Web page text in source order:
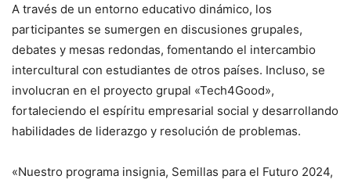
A través de un entorno educativo dinámico, los
participantes se sumergen en discusiones grupales,
debates y mesas redondas, fomentando el intercambio
intercultural con estudiantes de otros países. Incluso, se
involucran en el proyecto grupal «Tech4Good»,
fortaleciendo el espíritu empresarial social y desarrollando
habilidades de liderazgo y resolución de problemas. ​
«Nuestro programa insignia, Semillas para el Futuro 2024,